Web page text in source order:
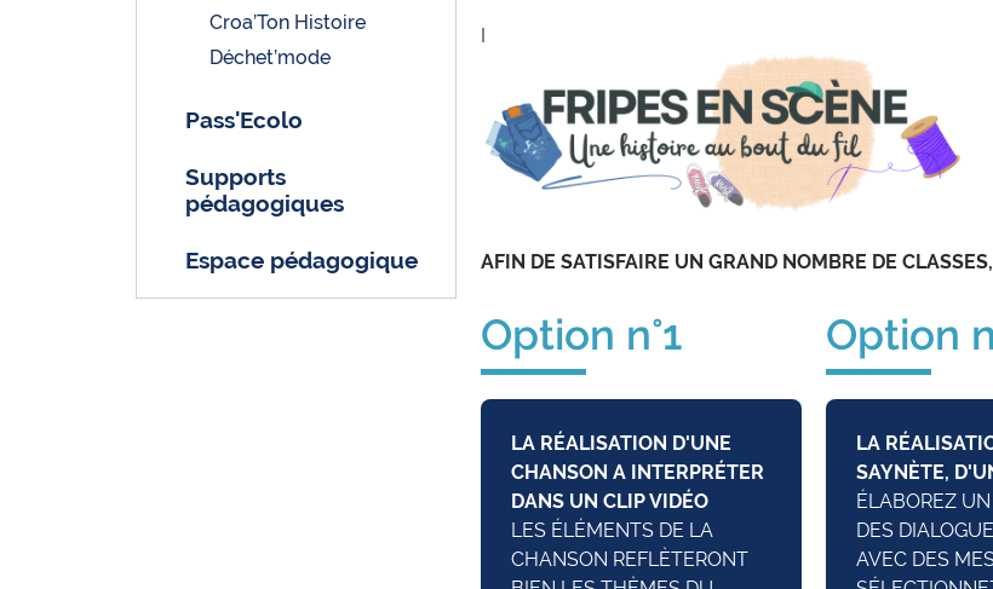
I
AFIN DE SATISFAIRE UN GRAND NOMBRE DE
Option n°1
LA RÉALISATION D'UNE
CHANSON A INTERPRÉTER
DANS UN CLIP VIDÉO
LES ÉLÉMENTS DE LA
CHANSON REFLÈTERONT
Option
LA
SAYNÈTE,
ÉLABOREZ UN
DES
AVEC DES
Croa’Ton Histoire
Déchet’mode
Pass'Ecolo
Supports
pédagogiques
Espace pédagogique